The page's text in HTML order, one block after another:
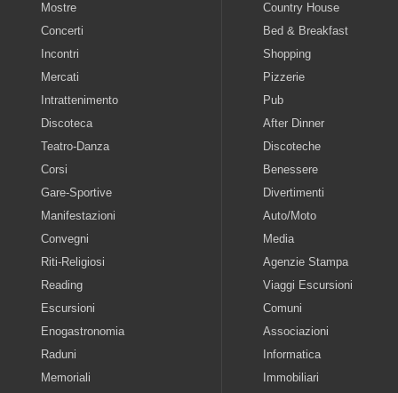
Mostre
Concerti
Incontri
Mercati
Intrattenimento
Discoteca
Teatro-Danza
Corsi
Gare-Sportive
Manifestazioni
Convegni
Riti-Religiosi
Reading
Escursioni
Enogastronomia
Raduni
Memoriali
Country House
Bed & Breakfast
Shopping
Pizzerie
Pub
After Dinner
Discoteche
Benessere
Divertimenti
Auto/Moto
Media
Agenzie Stampa
Viaggi Escursioni
Comuni
Associazioni
Informatica
Immobiliari